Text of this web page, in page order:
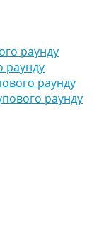
раунду
раунду
раунду
раунду